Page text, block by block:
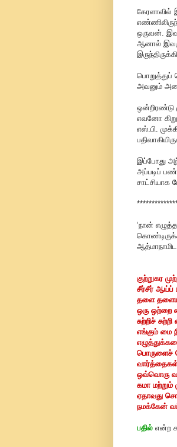
கேரளாவில்
ஒருவன்.
ஆனால்
பொறுத்துப்
அவனும்
எவனோ
எஸ்.பி.
இப்போது
அப்படிப்
சாட்சியாக
‘நான்
குற்றுகர
சீர்சீர் ஆய்ப்
தளை
ஒரு ஒற்றை
சுற்றிச்
எங்கும் மை
பொருளைச்
ஒவ்வொரு
கமா மற்றும்
ஏதாவது
நமக்கேன்
பதில் என்ற